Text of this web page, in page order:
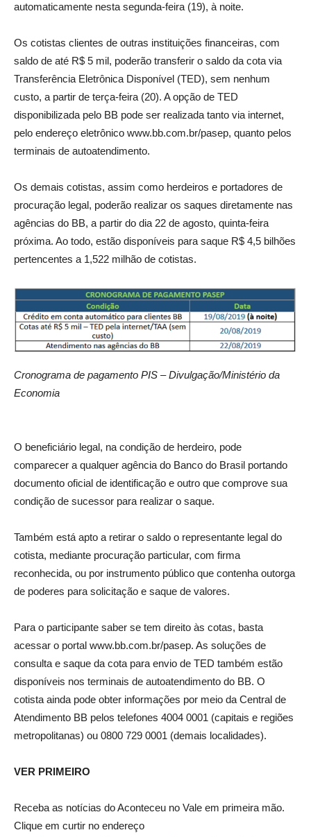
automaticamente nesta segunda-feira (19), à noite.
Os cotistas clientes de outras instituições financeiras, com
saldo de até R$ 5 mil, poderão transferir o saldo da cota via
Transferência Eletrônica Disponível (TED), sem nenhum
custo, a partir de terça-feira (20). A opção de TED
disponibilizada pelo BB pode ser realizada tanto via internet,
pelo endereço eletrônico www.bb.com.br/pasep, quanto pelos
terminais de autoatendimento.
Os demais cotistas, assim como herdeiros e portadores de
procuração legal, poderão realizar os saques diretamente nas
agências do BB, a partir do dia 22 de agosto, quinta-feira
próxima. Ao todo, estão disponíveis para saque R$ 4,5 bilhões
pertencentes a 1,522 milhão de cotistas.
Cronograma de pagamento PIS – Divulgação/Ministério da
Economia
O beneficiário legal, na condição de herdeiro, pode
comparecer a qualquer agência do Banco do Brasil portando
documento oficial de identificação e outro que comprove sua
condição de sucessor para realizar o saque.
Também está apto a retirar o saldo o representante legal do
cotista, mediante procuração particular, com firma
reconhecida, ou por instrumento público que contenha outorga
de poderes para solicitação e saque de valores.
Para o participante saber se tem direito às cotas, basta
acessar o portal www.bb.com.br/pasep. As soluções de
consulta e saque da cota para envio de TED também estão
disponíveis nos terminais de autoatendimento do BB. O
cotista ainda pode obter informações por meio da Central de
Atendimento BB pelos telefones 4004 0001 (capitais e regiões
metropolitanas) ou 0800 729 0001 (demais localidades).
VER PRIMEIRO
Receba as notícias do Aconteceu no Vale em primeira mão.
Clique em curtir no endereço